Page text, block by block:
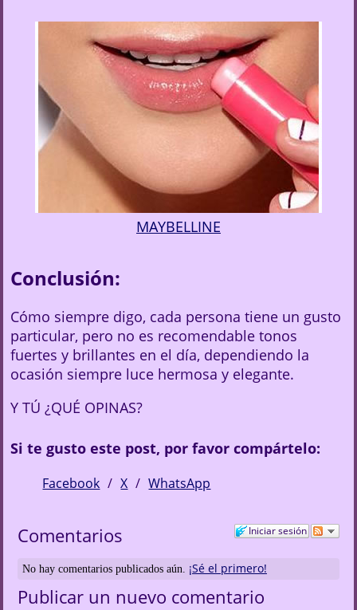
MAYBELLINE
Conclusión:
Cómo siempre digo, cada persona tiene un gusto
particular, pero no es recomendable tonos
fuertes y brillantes en el día, dependiendo la
ocasión siempre luce hermosa y elegante.
Y TÚ ¿QUÉ OPINAS?
Si te gusto este post, por favor compártelo:
Facebook X WhatsApp
Iniciar sesión
Comentarios
No hay comentarios publicados aún. ¡Sé el primero!
Publicar un nuevo comentario